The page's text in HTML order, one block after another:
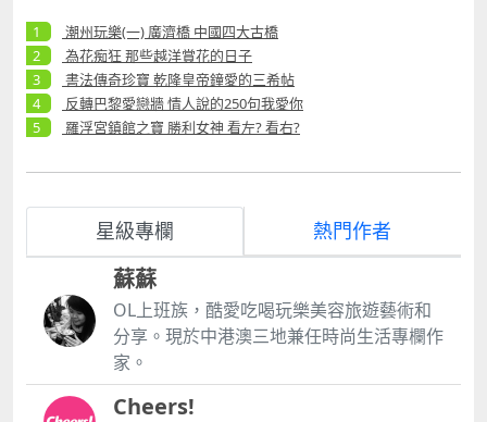
潮州玩樂(一) 廣濟橋 中國四大古橋
為花痴狂 那些越洋賞花的日子
書法傳奇珍寶 乾隆皇帝鐘愛的三希帖
反轉巴黎愛戀牆 情人說的250句我愛你
羅浮宮鎮館之寶 勝利女神 看左? 看右?
星級專欄 熱門作者
蘇蘇
OL上班族，酷愛吃喝玩樂美容旅遊藝術和
分享。現於中港澳三地兼任時尚生活專欄作
家。
Cheers!